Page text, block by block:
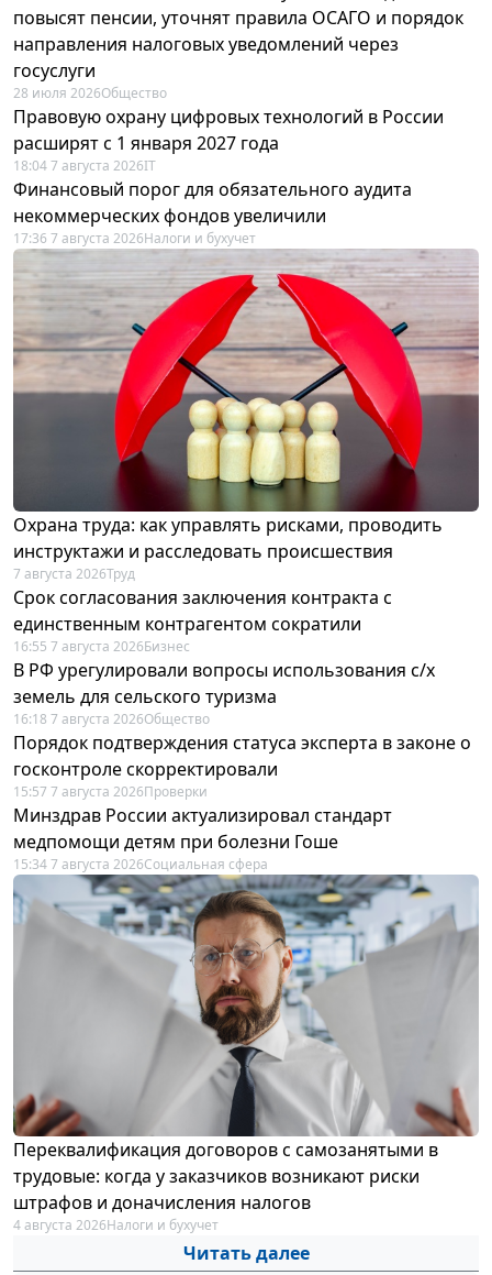
повысят пенсии, уточнят правила ОСАГО и порядок
направления налоговых уведомлений через
госуслуги
28 июля 2026Общество
Правовую охрану цифровых технологий в России
расширят с 1 января 2027 года
18:04 7 августа 2026IT
Финансовый порог для обязательного аудита
некоммерческих фондов увеличили
17:36 7 августа 2026Налоги и бухучет
Охрана труда: как управлять рисками, проводить
инструктажи и расследовать происшествия
7 августа 2026Труд
Срок согласования заключения контракта с
единственным контрагентом сократили
16:55 7 августа 2026Бизнес
В РФ урегулировали вопросы использования с/х
земель для сельского туризма
16:18 7 августа 2026Общество
Порядок подтверждения статуса эксперта в законе о
госконтроле скорректировали
15:57 7 августа 2026Проверки
Минздрав России актуализировал стандарт
медпомощи детям при болезни Гоше
15:34 7 августа 2026Социальная сфера
Переквалификация договоров с самозанятыми в
трудовые: когда у заказчиков возникают риски
штрафов и доначисления налогов
4 августа 2026Налоги и бухучет
Читать далее